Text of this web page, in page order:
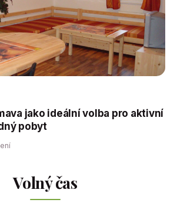
jako ideální volba pro aktivní
pobyt
Volný čas